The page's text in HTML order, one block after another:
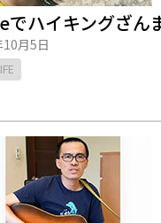
でハイキングざん
月5日